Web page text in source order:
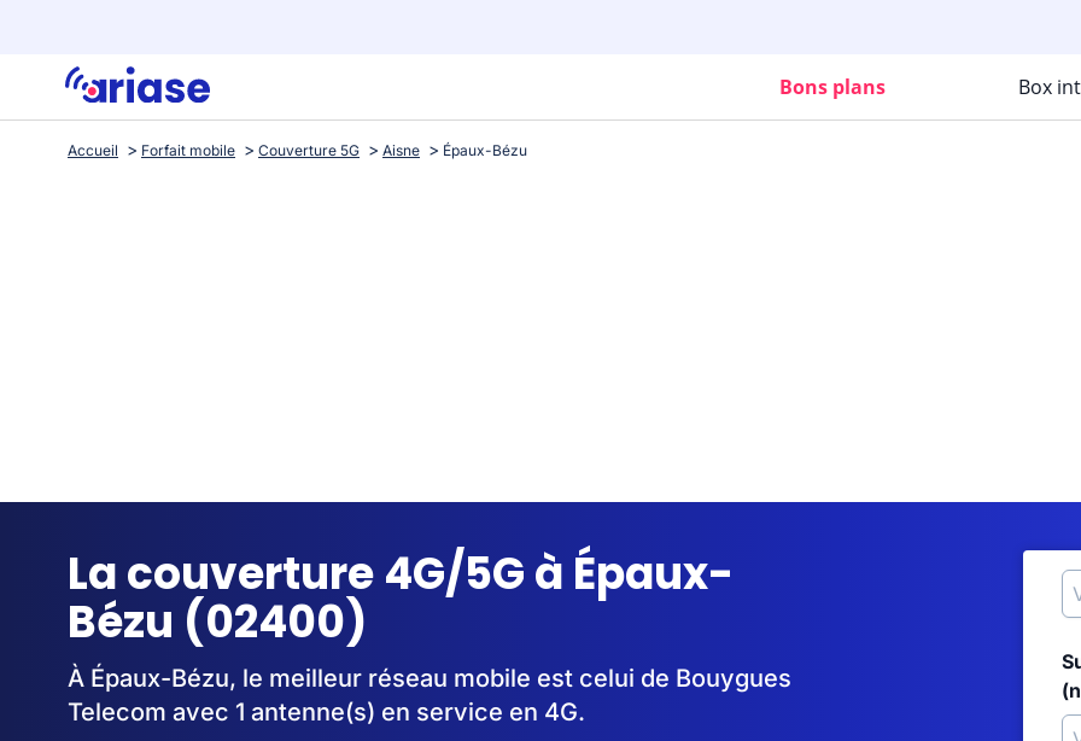
Bons plans Box
Accueil Forfait mobile Couverture 5G Aisne Épaux-Bézu
La couverture 4G/5G à Épaux-
Bézu (02400)
À Épaux-Bézu, le meilleur réseau mobile est celui de Bouygues
Telecom avec 1 antenne(s) en service en 4G.